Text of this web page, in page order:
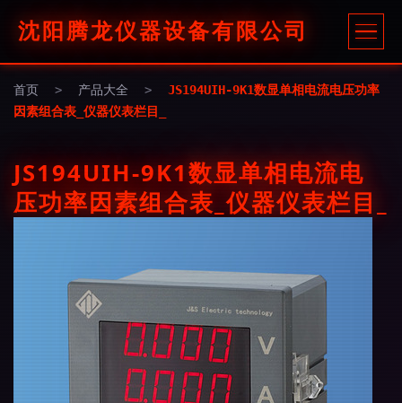
沈阳腾龙仪器设备有限公司
首页 > 产品大全 >
JS194UIH-9K1数显单相电流电压功率
因素组合表_仪器仪表栏目_
JS194UIH-9K1数显单相电流电
压功率因素组合表_仪器仪表栏目_